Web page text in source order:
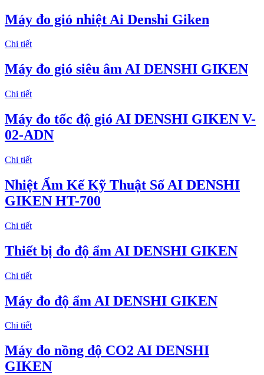
Máy đo gió nhiệt Ai Denshi Giken
Chi tiết
Máy đo gió siêu âm AI DENSHI GIKEN
Chi tiết
Máy đo tốc độ gió AI DENSHI GIKEN V-
02-ADN
Chi tiết
Nhiệt Ẩm Kế Kỹ Thuật Số AI DENSHI
GIKEN HT-700
Chi tiết
Thiết bị đo độ ẩm AI DENSHI GIKEN
Chi tiết
Máy đo độ ẩm AI DENSHI GIKEN
Chi tiết
Máy đo nồng độ CO2 AI DENSHI
GIKEN